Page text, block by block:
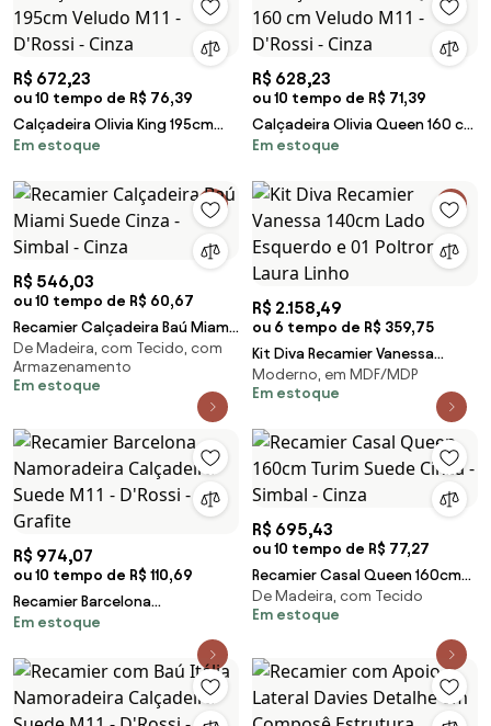
R$ 672,23
ou 10 tempo de R$ 76,39
Calçadeira Olivia King 195cm
Veludo M11 - D'Rossi - Cinza
Em estoque
R$ 628,23
ou 10 tempo de R$ 71,39
Calçadeira Olivia Queen 160 cm
Em estoque
R$ 546,03
ou 10 tempo de R$ 60,67
Recamier Calçadeira Baú Miami
Suede Cinza - Simbal - Cinza
De Madeira, com Tecido, com
Armazenamento
Em estoque
R$ 2.158,49
ou 6 tempo de R$ 359,75
Kit Diva Recamier Vanessa
140cm Lado Esquerdo e 01
Poltrona Laura Linho
Moderno, em MDF/MDP
Em estoque
R$ 974,07
ou 10 tempo de R$ 110,69
Recamier Barcelona
Namoradeira Calçadeira Suede
Em estoque
R$ 695,43
ou 10 tempo de R$ 77,27
Recamier Casal Queen 160cm
Turim Suede Cinza - Simbal -
Cinza
De Madeira, com Tecido
Em estoque